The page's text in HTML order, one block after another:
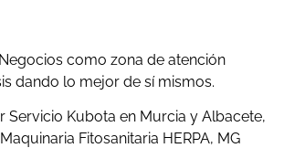
como zona de atención
dando lo mejor de sí mismos.
Servicio Kubota en Murcia y Albacete,
Fitosanitaria HERPA, MG